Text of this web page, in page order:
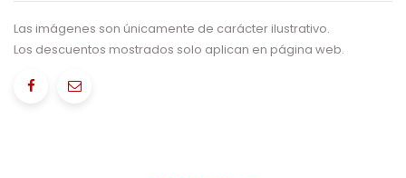
Las imágenes son únicamente de carácter ilustrativo.
Los descuentos mostrados solo aplican en página web.